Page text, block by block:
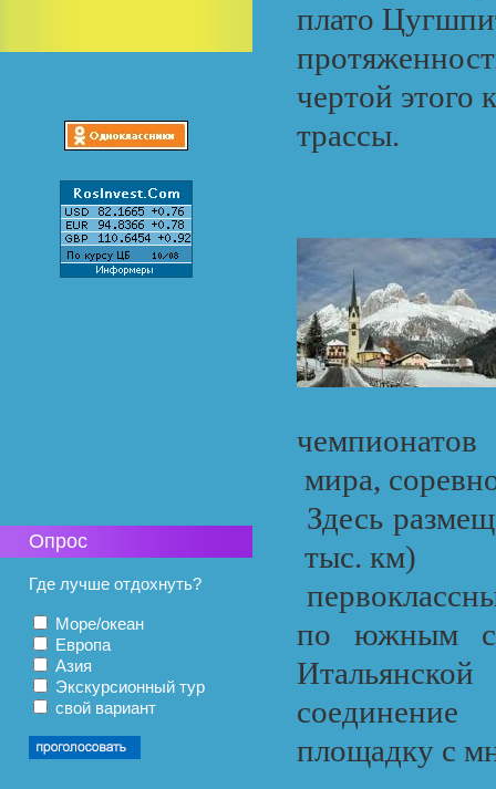
плато
чертой этого
трассы.
чемпионатов
мира,
Здесь
тыс. км)
по южным
площадку с
Опрос
Где лучше отдохнуть?
Море/океан
Европа
Азия
Экскурсионный тур
свой вариант